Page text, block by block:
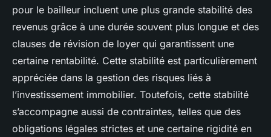
pour le bailleur incluent une plus grande stabilité des
revenus grâce à une durée souvent plus longue et des
clauses de révision de loyer qui garantissent une
certaine rentabilité. Cette stabilité est particulièrement
appréciée dans la gestion des risques liés à
l’investissement immobilier. Toutefois, cette stabilité
s’accompagne aussi de contraintes, telles que des
obligations légales strictes et une certaine rigidité en